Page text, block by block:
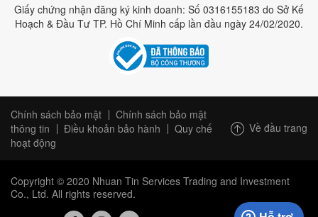
Giấy chứng nhận đăng ký kinh doanh: Số 0316155183 do Sở Kế
Hoạch & Đầu Tư TP. Hồ Chí Minh cấp lần đầu ngày 24/02/2020.
Chính sách bảo mật
Chính sách bảo mật
thông tin
Điều khoản bảo hành
Quy chế
hoạt động
Về đầu trang
Copyright © 2020 Nhuan Tin Services Trading and Investment
Co., Ltd. All rights reserved.